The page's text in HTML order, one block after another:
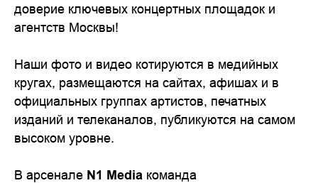
доверие ключевых концертных площадок и
агентств Москвы!
Наши фото и видео котируются в медийных
кругах, размещаются на сайтах, афишах и в
официальных группах артистов, печатных
изданий и телеканалов, публикуются на самом
высоком уровне.
В арсенале N1 Media команда